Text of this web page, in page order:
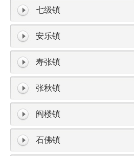
七级镇
安乐镇
寿张镇
张秋镇
阎楼镇
石佛镇